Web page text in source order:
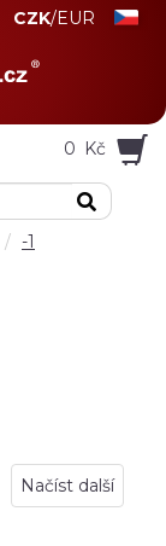
CZK/EUR
0 Kč
-1
Načíst další